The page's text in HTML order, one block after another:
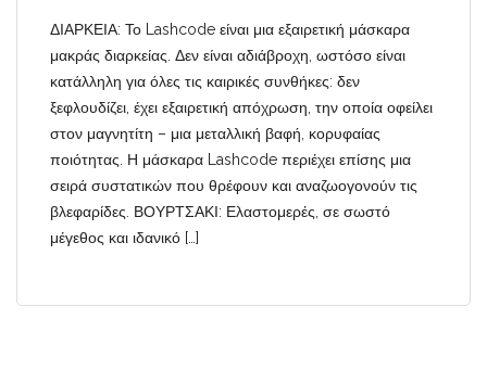
ΔΙΑΡΚΕΙΑ: Το Lashcode είναι μια εξαιρετική μάσκαρα
μακράς διαρκείας. Δεν είναι αδιάβροχη, ωστόσο είναι
κατάλληλη για όλες τις καιρικές συνθήκες: δεν
ξεφλουδίζει, έχει εξαιρετική απόχρωση, την οποία οφείλει
στον μαγνητίτη – μια μεταλλική βαφή, κορυφαίας
ποιότητας. Η μάσκαρα Lashcode περιέχει επίσης μια
σειρά συστατικών που θρέφουν και αναζωογονούν τις
βλεφαρίδες. ΒΟΥΡΤΣΑΚΙ: Ελαστομερές, σε σωστό
μέγεθος και ιδανικό […]